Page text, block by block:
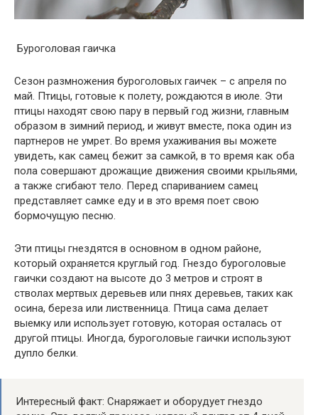
Буроголовая гаичка
Сезон размножения буроголовых гаичек – с апреля по
май. Птицы, готовые к полету, рождаются в июле. Эти
птицы находят свою пару в первый год жизни, главным
образом в зимний период, и живут вместе, пока один из
партнеров не умрет. Во время ухаживания вы можете
увидеть, как самец бежит за самкой, в то время как оба
пола совершают дрожащие движения своими крыльями,
а также сгибают тело. Перед спариванием самец
представляет самке еду и в это время поет свою
бормочущую песню.
Эти птицы гнездятся в основном в одном районе,
который охраняется круглый год. Гнездо буроголовые
гаички создают на высоте до 3 метров и строят в
стволах мертвых деревьев или пнях деревьев, таких как
осина, береза или лиственница. Птица сама делает
выемку или использует готовую, которая осталась от
другой птицы. Иногда, буроголовые гаички используют
дупло белки.
Интересный факт: Снаряжает и оборудует гнездо